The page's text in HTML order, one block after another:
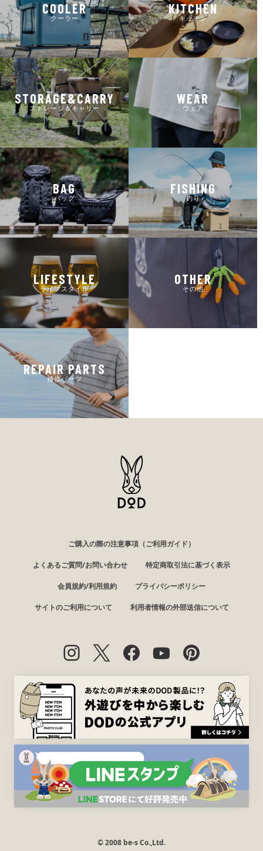
COOLER
クーラー
KITCHEN
キッチン
STORAGE&CARRY
ストレージ＆キャリー
WEAR
ウェア
BAG
バッグ
FISHING
釣り
LIFESTYLE
ライフスタイル
OTHER
その他
REPAIR PARTS
補修パーツ
ご購入の際の注意事項（ご利用ガイド）
よくあるご質問/お問い合わせ 特定商取引法に基づく表示
会員規約/利用規約 プライバシーポリシー
サイトのご利用について 利用者情報の外部送信について
© 2008 be-s Co.,Ltd.